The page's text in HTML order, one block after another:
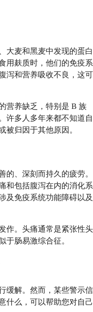
大麦和黑麦中发现的蛋白
用麸质时，他们的免疫系
泻和营养吸收不良，这可
营养缺乏，特别是 B 族
许多人多年来都不知道自
被归因于其他原因。
的、深刻而持久的疲劳。
和包括腹泻在内的消化系
及免疫系统功能障碍以及
作。头痛通常是紧张性头
于肠易激综合征。
缓解。然而，某些警示信
什么，可以帮助您对自己